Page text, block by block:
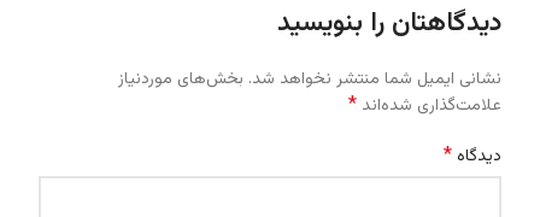
دیدگاهتان را بنویسید
نشانی ایمیل شما منتشر نخواهد شد. بخش‌های موردنیاز
علامت‌گذاری شده‌اند *
دیدگاه*